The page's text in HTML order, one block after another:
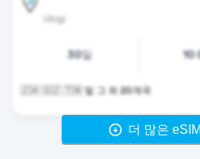
Ubigi
30일 10
🇿🇦 🇸🇿 🇹🇳 및 그 외 20개국
더 많은